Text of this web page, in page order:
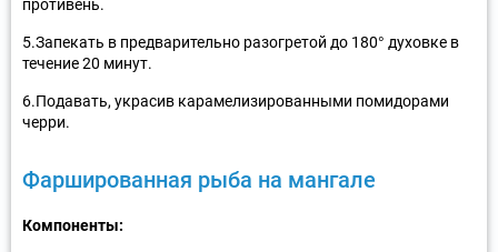
противень.
5.Запекать в предварительно разогретой до 180° духовке в
течение 20 минут.
6.Подавать, украсив карамелизированными помидорами
черри.
Фаршированная рыба на мангале
Компоненты: